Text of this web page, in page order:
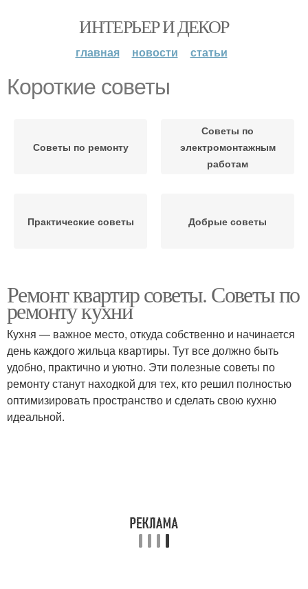
ИНТЕРЬЕР И ДЕКОР
главная новости статьи
Короткие советы
Советы по ремонту
Советы по
электромонтажным
работам
Практические советы Добрые советы
Ремонт квартир советы. Советы по
ремонту кухни
Кухня — важное место, откуда собственно и начинается
день каждого жильца квартиры. Тут все должно быть
удобно, практично и уютно. Эти полезные советы по
ремонту станут находкой для тех, кто решил полностью
оптимизировать пространство и сделать свою кухню
идеальной.